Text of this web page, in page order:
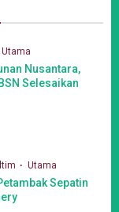
Utama
Nusantara,
Selesaikan
Utama
Sepatin